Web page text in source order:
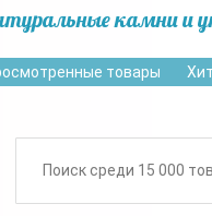
камни и
товары